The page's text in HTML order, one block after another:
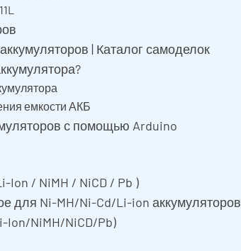
| Каталог самоделок
емкости АКБ
с помощью Arduino
Ion / NiMH / NiCD / Pb )
для Ni-MH/Ni-Cd/Li-ion аккумуляторов
Ion/NiMH/NiCD/Pb)